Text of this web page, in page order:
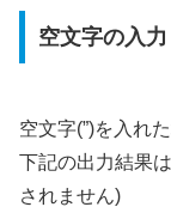
空文字の入力
空文字(”)を入れ
下記の出力結果は
されません)